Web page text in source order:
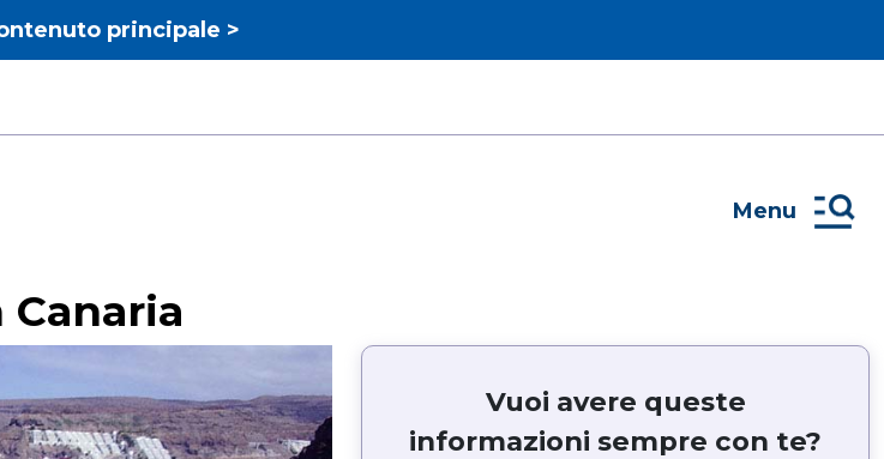
principale >
Menu
Canaria
Vuoi avere queste
informazioni sempre con te?